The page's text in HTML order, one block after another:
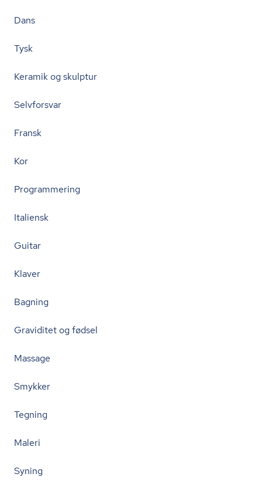
Dans
Tysk
Keramik og skulptur
Selvforsvar
Fransk
Kor
Programmering
Italiensk
Guitar
Klaver
Bagning
Graviditet og fødsel
Massage
Smykker
Tegning
Maleri
Syning